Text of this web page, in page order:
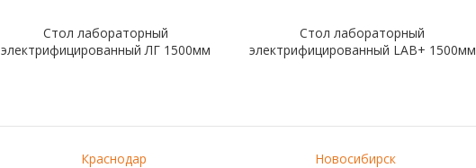
Стол лабораторный
электрифицированный ЛГ 1500мм
Стол лабораторный
электрифицированный LAB+ 1500мм
Краснодар
Новосибирск